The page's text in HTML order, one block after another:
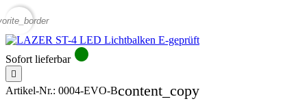
Sofort lieferbar circle

Artikel-Nr.: 0004-EVO-Bcontent_copy